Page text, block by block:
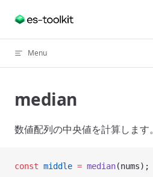
Skip to content
Menu
median
数値配列の中央値を計算します。
const middle = median(nums);